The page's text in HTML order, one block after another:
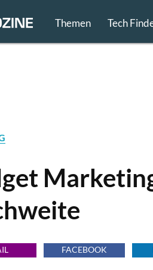
Themen Tech
FACEBOOK